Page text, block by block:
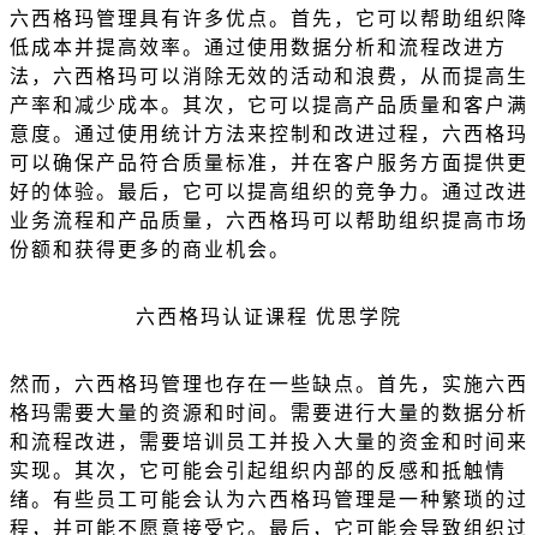
六西格玛管理具有许多优点。首先，它可以帮助组织降
低成本并提高效率。通过使用数据分析和流程改进方
法，六西格玛可以消除无效的活动和浪费，从而提高生
产率和减少成本。其次，它可以提高产品质量和客户满
意度。通过使用统计方法来控制和改进过程，六西格玛
可以确保产品符合质量标准，并在客户服务方面提供更
好的体验。最后，它可以提高组织的竞争力。通过改进
业务流程和产品质量，六西格玛可以帮助组织提高市场
份额和获得更多的商业机会。
六西格玛认证课程 优思学院
然而，六西格玛管理也存在一些缺点。首先，实施六西
格玛需要大量的资源和时间。需要进行大量的数据分析
和流程改进，需要培训员工并投入大量的资金和时间来
实现。其次，它可能会引起组织内部的反感和抵触情
绪。有些员工可能会认为六西格玛管理是一种繁琐的过
程，并可能不愿意接受它。最后，它可能会导致组织过